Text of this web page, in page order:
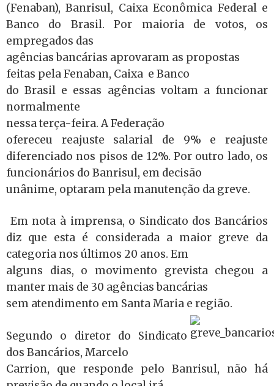
(Fenaban), Banrisul, Caixa Econômica Federal e
Banco do Brasil. Por maioria de votos, os
empregados das
agências bancárias aprovaram as propostas
feitas pela Fenaban, Caixa e Banco
do Brasil e essas agências voltam a funcionar
normalmente
nessa terça-feira. A Federação
ofereceu reajuste salarial de 9% e reajuste
diferenciado nos pisos de 12%. Por outro lado, os
funcionários do Banrisul, em decisão
unânime, optaram pela manutenção da greve.
Em nota à imprensa, o Sindicato dos Bancários
diz que esta é considerada a maior greve da
categoria nos últimos 20 anos. Em
alguns dias, o movimento grevista chegou a
manter mais de 30 agências bancárias
sem atendimento em Santa Maria e região.
Segundo o diretor do Sindicato
dos Bancários, Marcelo
Carrion, que responde pelo Banrisul, não há